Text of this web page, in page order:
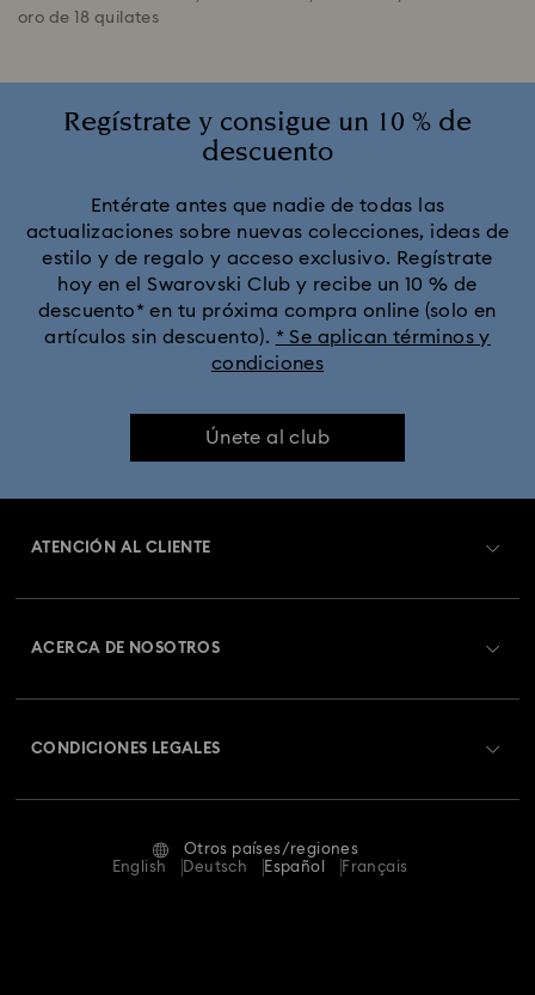
oro de 18 quilates
Regístrate y consigue un 10 % de
descuento
Entérate antes que nadie de todas las
actualizaciones sobre nuevas colecciones, ideas de
estilo y de regalo y acceso exclusivo. Regístrate
hoy en el Swarovski Club y recibe un 10 % de
descuento* en tu próxima compra online (solo en
artículos sin descuento). * Se aplican términos y
condiciones
Únete al club
ATENCIÓN AL CLIENTE
Guía de tamaños
ACERCA DE NOSOTROS
CONDICIONES LEGALES
Terminos & Condiciones
Otros países/regiones
English
Deutsch Español Français